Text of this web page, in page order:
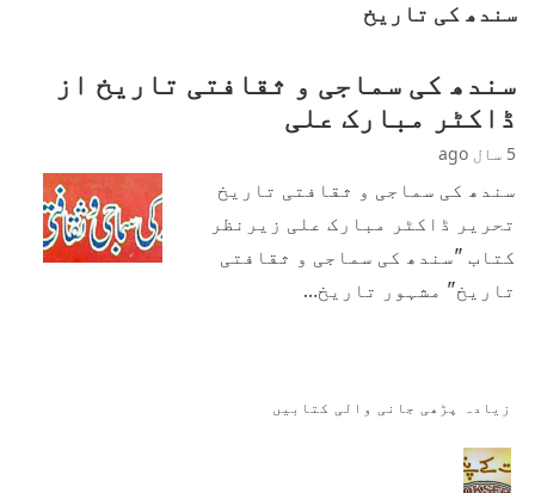
سندھ کی تاریخ
سندھ کی سماجی و ثقافتی تاریخ از
ڈاکٹر مبارک علی
5 سال ago
سندھ کی سماجی و ثقافتی تاریخ
تحریر ڈاکٹر مبارک علی زیرنظر
کتاب "سندھ کی سماجی و ثقافتی
تاریخ" مشہور تاریخ…
زیادہ پڑھی جانی والی کتابیں